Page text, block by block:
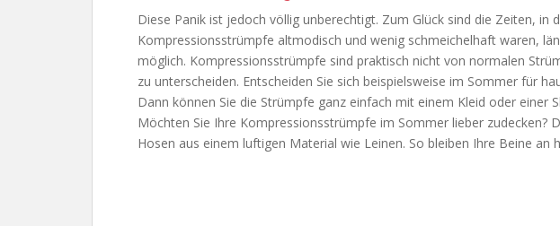
Diese Panik ist jedoch völlig unberechtigt. Zum Glück sind die Zeiten, in
Kompressionsstrümpfe altmodisch und wenig schmeichelhaft waren,
möglich. Kompressionsstrümpfe sind praktisch nicht von normalen
zu unterscheiden. Entscheiden Sie sich beispielsweise im Sommer für
Dann können Sie die Strümpfe ganz einfach mit einem Kleid oder einer
Möchten Sie Ihre Kompressionsstrümpfe im Sommer lieber zudecken?
Hosen aus einem luftigen Material wie Leinen. So bleiben Ihre Beine an